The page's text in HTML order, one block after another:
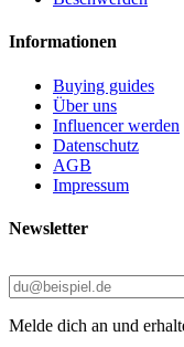
Informationen
Buying guides
Über uns
Influencer werden
Datenschutz
AGB
Impressum
Newsletter
Melde dich an und